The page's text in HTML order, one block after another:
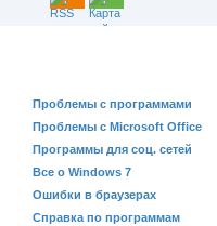
Проблемы с программами
Проблемы с Microsoft Office
Программы для соц. сетей
Все о Windows 7
Ошибки в браузерах
Справка по программам